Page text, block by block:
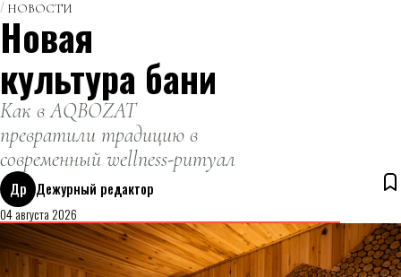
НОВОСТИ
Новая
культура бани
Как в AQBOZAT
превратили традицию в
современный wellness-ритуал
Др Дежурный редактор
04 августа 2026